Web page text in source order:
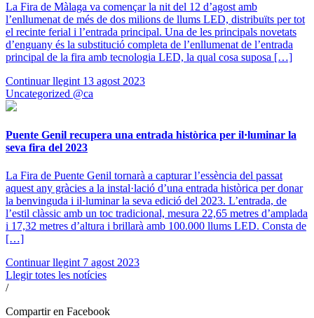
La Fira de Màlaga va començar la nit del 12 d’agost amb
l’enllumenat de més de dos milions de llums LED, distribuïts per tot
el recinte ferial i l’entrada principal. Una de les principals novetats
d’enguany és la substitució completa de l’enllumenat de l’entrada
principal de la fira amb tecnologia LED, la qual cosa suposa […]
Continuar llegint 13 agost 2023
Uncategorized @ca
Puente Genil recupera una entrada històrica per il·luminar la
seva fira del 2023
La Fira de Puente Genil tornarà a capturar l’essència del passat
aquest any gràcies a la instal·lació d’una entrada històrica per donar
la benvinguda i il·luminar la seva edició del 2023. L’entrada, de
l’estil clàssic amb un toc tradicional, mesura 22,65 metres d’amplada
i 17,32 metres d’altura i brillarà amb 100.000 llums LED. Consta de
[…]
Continuar llegint 7 agost 2023
Llegir totes les notícies
/
Compartir en Facebook